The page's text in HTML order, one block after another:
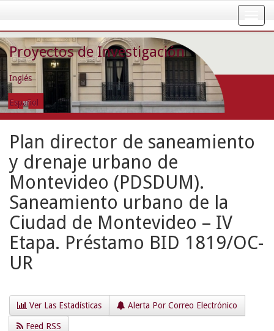
navigation
Proyectos de Investigación
Inglés
Español
Plan director de saneamiento
y drenaje urbano de
Montevideo (PDSDUM).
Saneamiento urbano de la
Ciudad de Montevideo – IV
Etapa. Préstamo BID 1819/OC-
UR
Ver Las Estadísticas Alerta Por Correo Electrónico
Feed RSS